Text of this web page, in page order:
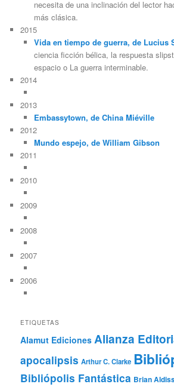
necesita de una inclinación del lector
más clásica.
2015
Vida en tiempo de guerra, de Lucius
ciencia ficción bélica, la respuesta
espacio o La guerra interminable.
2014
2013
Embassytown, de China Miéville
2012
Mundo espejo, de William Gibson
2011
2010
2009
2008
2007
2006
ETIQUETAS
Alamut Ediciones Alianza
apocalipsis Arthur C. Clarke
Bibliópolis Fantástica Brian